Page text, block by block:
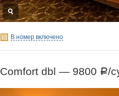
В номер включено
Comfort dbl — 9800 Р/